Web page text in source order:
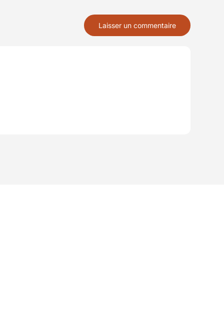
Laisser un commentaire